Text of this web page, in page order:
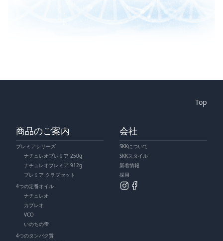
Top
商品のご案内
プレミアシリーズ
ナチュレオプレミア 250g
ナチュレオプレミア 912g
プレミア クラブセット
4つの定番オイル
ナチュレオ
カプレオ
VCO
いのちの雫
4つのタンパク質
会社
SKKについて
SKKスタイル
新着情報
採用